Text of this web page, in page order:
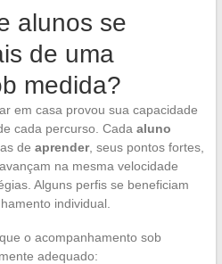
alunos se
de uma
medida?
em casa provou sua capacidade
cada percurso. Cada aluno
de aprender, seus pontos fortes,
na mesma velocidade
Alguns perfis se beneficiam
individual.
o acompanhamento sob
adequado: